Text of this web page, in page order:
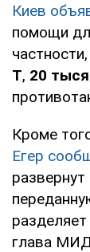
Киев
помощи
T, 20
Кроме
Егер
глава